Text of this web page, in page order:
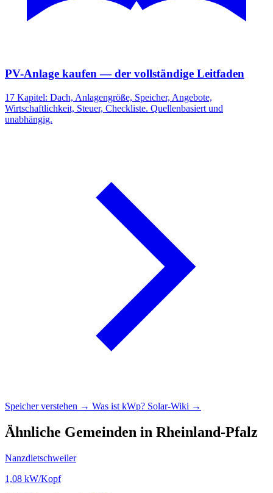
PV-Anlage kaufen — der vollständige Leitfaden
17 Kapitel: Dach, Anlagengröße, Speicher, Angebote,
Wirtschaftlichkeit, Steuer, Checkliste. Quellenbasiert und
unabhängig.
Speicher verstehen → Was ist kWp? Solar-Wiki →
Ähnliche Gemeinden in Rheinland-Pfalz
Nanzdietschweiler
1,08 kW/Kopf